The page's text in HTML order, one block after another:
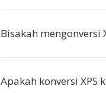
Bisakah mengonversi
Apakah konversi XPS